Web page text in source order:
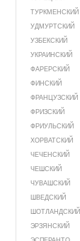
ТУРКМЕНСКИЙ
УДМУРТСКИЙ
УЗБЕКСКИЙ
УКРАИНСКИЙ
ФАРЕРСКИЙ
ФИНСКИЙ
ФРАНЦУЗСКИЙ
ФРИЗСКИЙ
ФРИУЛЬСКИЙ
ХОРВАТСКИЙ
ЧЕЧЕНСКИЙ
ЧЕШСКИЙ
ЧУВАШСКИЙ
ШВЕДСКИЙ
ШОТЛАНДСКИЙ
ЭРЗЯНСКИЙ